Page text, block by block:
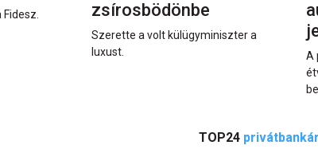
zsírosbödönbe
Szerette a volt külügyminiszter a
luxust.
A
TOP24 privátbankár